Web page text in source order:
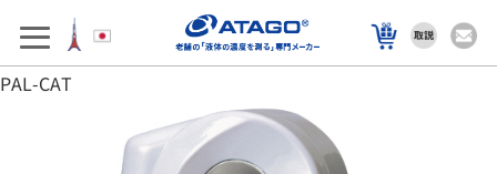
アフターサポート
製品を選ぶ
PAL-CAT